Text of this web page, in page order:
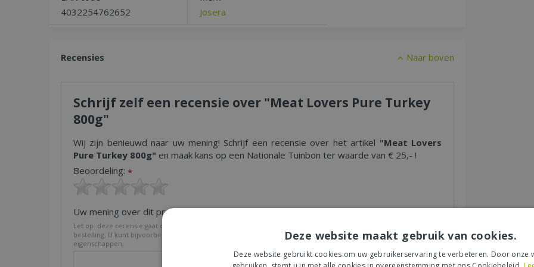
4032254762652
Josera
Recensies Naar boven
Schrijf zelf een recensie over "Meat Lovers Pure Turkey
800g"
Wij zijn benieuwd naar uw mening! Schrijf een recensie over het artikel "Meat Lovers
Pure Turkey 800g" en maak kans op een Nationale Tuinbon ter waarde van € 25,- !
Beoordeling: *
Uw mening over dit product:
Let op: deze recensie gaat over het product en niet over ons tuincentrum, de service of levering van uw
bestelling. U kunt bijvoorbeeld in gaan op de kwaliteit van het product, de look & feel en belangrijke
eigenschappen.
Deze website maakt gebruik van cookies.
Deze website gebruikt cookies om uw gebruikerservaring te verbeteren. Door onze